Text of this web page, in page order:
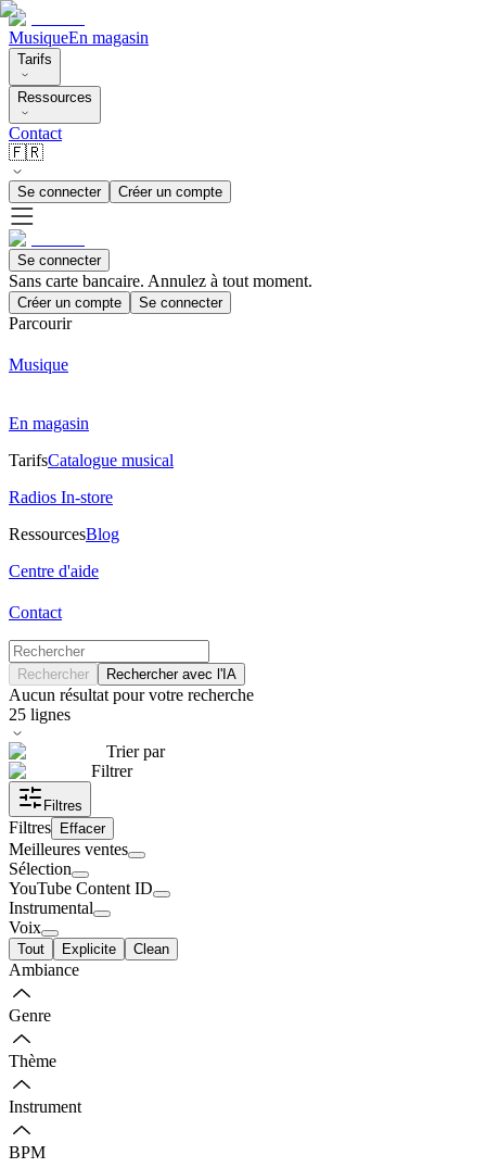
MusiqueEn magasin
Tarifs
Ressources
Contact
🇫🇷
Se connecter Créer un compte
Se connecter
Sans carte bancaire. Annulez à tout moment.
Créer un compte Se connecter
Parcourir
Musique
En magasin
TarifsCatalogue musical
Radios In-store
RessourcesBlog
Centre d'aide
Contact
Rechercher Rechercher avec l'IA
Aucun résultat pour votre recherche
25 lignes
Trier par
Filtrer
Filtres
Filtres Effacer
Meilleures ventes
Sélection
YouTube Content ID
Instrumental
Voix
Tout Explicite Clean
Ambiance
Genre
Thème
Instrument
BPM